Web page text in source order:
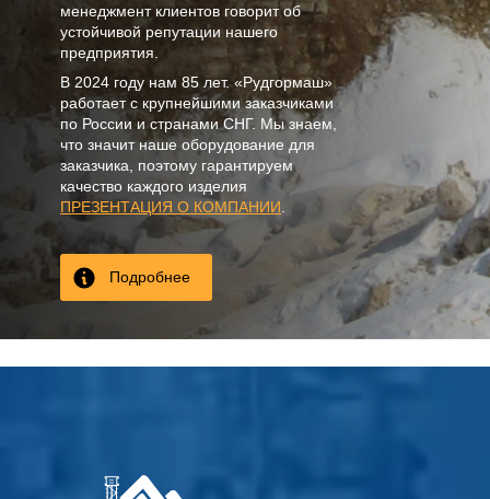
менеджмент клиентов говорит об
устойчивой репутации нашего
предприятия.
В 2024 году нам 85 лет. «Рудгормаш»
работает с крупнейшими заказчиками
по России и странами СНГ. Мы знаем,
что значит наше оборудование для
заказчика, поэтому гарантируем
качество каждого изделия
ПРЕЗЕНТАЦИЯ О КОМПАНИИ
Подробнее